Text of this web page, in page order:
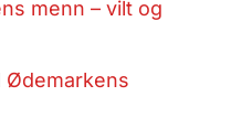
menn – vilt og
Ødemarkens